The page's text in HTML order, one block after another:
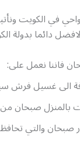
في الكويت
دائما بدولة
فاننا نعمل على:
الى غسيل فرش
بالمنزل صبحان
صبحان والتي